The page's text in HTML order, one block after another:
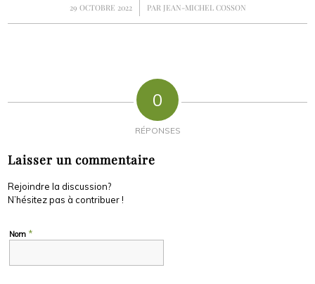
29 OCTOBRE 2022
/ PAR JEAN-MICHEL COSSON
0
RÉPONSES
Laisser un commentaire
Rejoindre la discussion?
N’hésitez pas à contribuer !
Nom *